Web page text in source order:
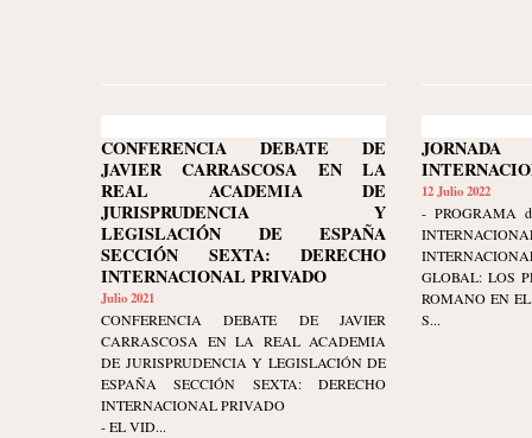
CONFERENCIA DEBATE DE
JAVIER CARRASCOSA EN LA
REAL ACADEMIA DE
JURISPRUDENCIA Y
LEGISLACIÓN DE ESPAÑA
SECCIÓN SEXTA: DERECHO
INTERNACIONAL PRIVADO
Julio 2021
CONFERENCIA DEBATE DE JAVIER
CARRASCOSA EN LA REAL ACADEMIA
DE JURISPRUDENCIA Y LEGISLACIÓN DE
ESPAÑA SECCIÓN SEXTA: DERECHO
INTERNACIONAL PRIVADO
- EL VID...
12 Julio 2022
- PROGRAMA
GLOBAL: LOS
ROMANO EN
S...